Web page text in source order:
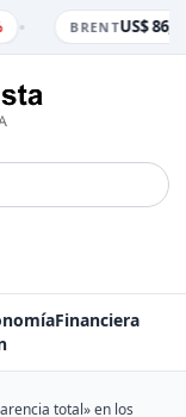
BRENTUS$ 86,65
Financiera
total» en los